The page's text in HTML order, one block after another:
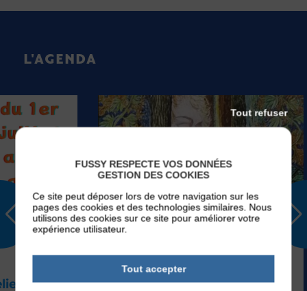
L'AGENDA
EVÉNEMENTS
DuMardi 01 Sep 2026
Samedi 26 Sep 2026
Exposition Marcel
FUSSY RESPECTE VOS DONNÉES
GESTION DES COOKIES
Ce site peut déposer lors de votre navigation sur les
pages des cookies et des technologies similaires. Nous
utilisons des cookies sur ce site pour améliorer votre
expérience utilisateur.
Tout accepter
Tout refuser